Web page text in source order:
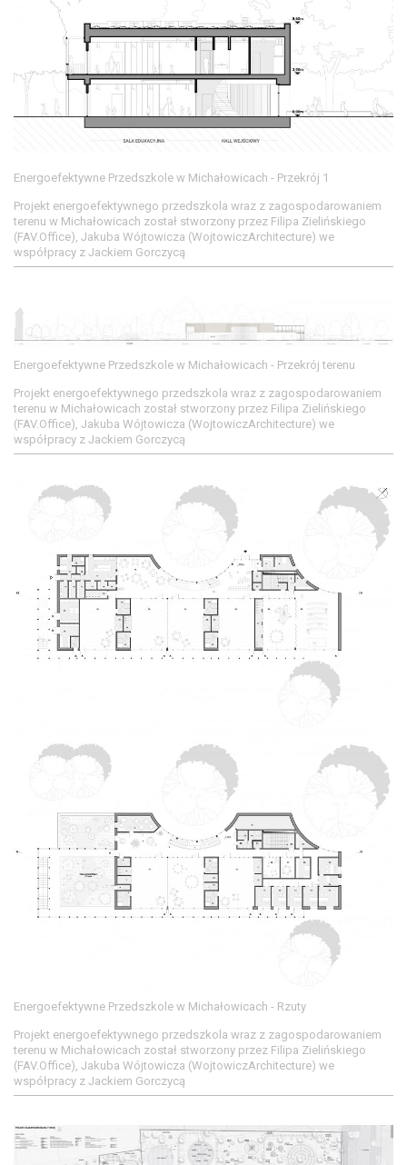
Energoefektywne Przedszkole w Michałowicach - Przekrój 1
Projekt energoefektywnego przedszkola wraz z zagospodarowaniem
terenu w Michałowicach został stworzony przez Filipa Zielińskiego
(FAV.Office), Jakuba Wójtowicza (WojtowiczArchitecture) we
współpracy z Jackiem Gorczycą
Energoefektywne Przedszkole w Michałowicach - Przekrój terenu
Projekt energoefektywnego przedszkola wraz z zagospodarowaniem
terenu w Michałowicach został stworzony przez Filipa Zielińskiego
(FAV.Office), Jakuba Wójtowicza (WojtowiczArchitecture) we
współpracy z Jackiem Gorczycą
Energoefektywne Przedszkole w Michałowicach - Rzuty
Projekt energoefektywnego przedszkola wraz z zagospodarowaniem
terenu w Michałowicach został stworzony przez Filipa Zielińskiego
(FAV.Office), Jakuba Wójtowicza (WojtowiczArchitecture) we
współpracy z Jackiem Gorczycą